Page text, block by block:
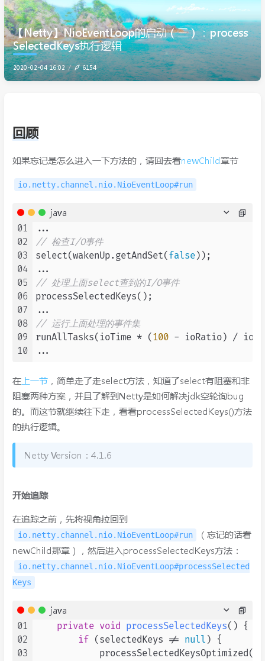
【Netty】NioEventLoop的启动（三）：process
SelectedKeys执行逻辑
2020-02-04 16:02 6154
回顾
如果忘记是怎么进入一下方法的，请回去看newChild章节
io.netty.channel.nio.NioEventLoop#run
java
01
02
03
04
05
06
07
08
09
10
// 检查I/O事件
select(wakenUp.getAndSet( false));
// 处理上面select查到的I/O事件
processSelectedKeys();
// 运行上面处理的事件集
runAllTasks(ioTime * ( 100 - ioRatio) /
在 上一节 ，简单走了走select方法，知道了select有阻塞和非
阻塞两种方案，并且了解到Netty是如何解决jdk空轮询bug
的。而这节就继续往下走，看看processSelectedKeys()方法
的执行逻辑。
Netty Version：4.1.6
开始追踪
在追踪之前，先将视角拉回到
io.netty.channel.nio.NioEventLoop#run
（忘记的话看
newChild那章），然后进入processSelectedKeys方法：
io.netty.channel.nio.NioEventLoop#processSelected
Keys
java
01
02
03
private void processSelectedKeys() {
if (selectedKeys != null ) {